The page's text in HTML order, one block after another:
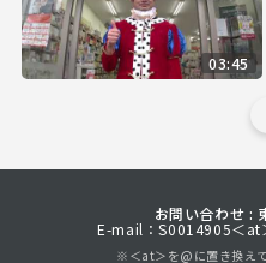
03:45
お問い合わせ :
E-mail：S0014905＜
※＜at＞を@に置き換え